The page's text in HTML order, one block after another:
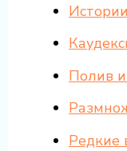
Полив
Редкие